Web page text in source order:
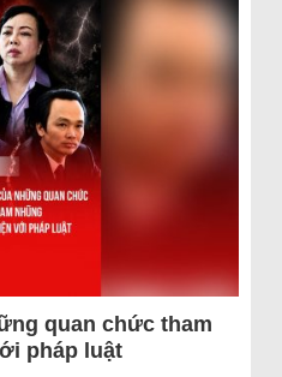
quan chức tham
pháp luật